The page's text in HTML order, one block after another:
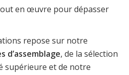
en œuvre pour dépasser
repose sur notre
d’assemblage, de la sélection
supérieure et de notre